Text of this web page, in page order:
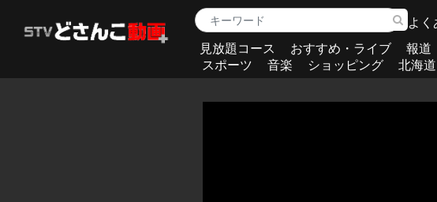
よく
見放題コース おすすめ・ライブ 報道
スポーツ
音楽 ショッピング 北海道